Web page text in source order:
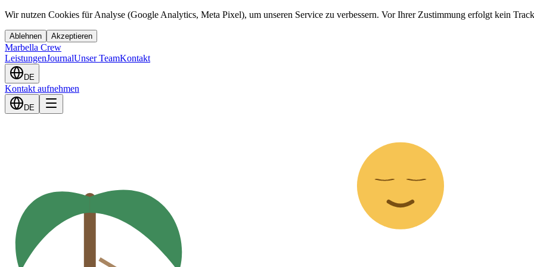
Wir nutzen Cookies für Analyse (Google Analytics, Meta Pixel), um unseren Service zu verbessern. Vor Ihrer Zustimmung erfolgt kein
Ablehnen Akzeptieren
Marbella Crew
LeistungenJournalUnser TeamKontakt
DE
Kontakt aufnehmen
DE